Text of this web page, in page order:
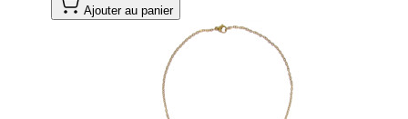
Ajouter au panier